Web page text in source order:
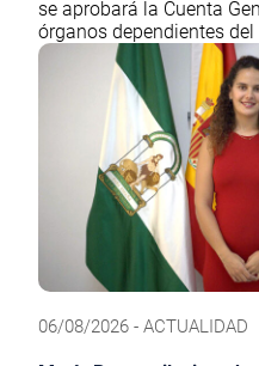
se aprobará la Cuenta
órganos dependientes
06/08/2026 - ACTUALIDAD